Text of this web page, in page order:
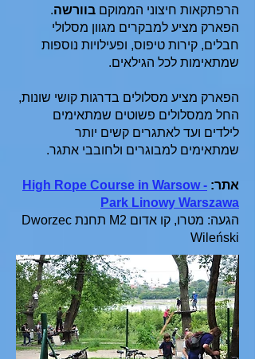
הרפתקאות חיצוני הממוקם בוורשה.
הפארק מציע למבקרים מגוון מסלולי
חבלים, קירות טיפוס, ופעילויות נוספות
שמתאימות לכל הגילאים.
הפארק מציע מסלולים בדרגות קושי שונות,
החל ממסלולים פשוטים שמתאימים
לילדים ועד לאתגרים קשים יותר
שמתאימים למבוגרים ולחובבי אתגר.
אתר: High Rope Course in Warsow -
Park Linowy Warszawa
הגעה: מטרו, קו אדום M2 תחנת Dworzec
Wileński